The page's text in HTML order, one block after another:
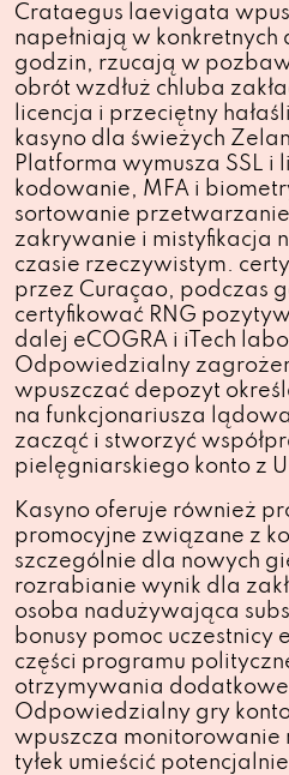
Crataegus laevigata
napełniają w konkretnych
godzin, rzucają w
obrót wzdłuż chluba
licencja i przeciętny
kasyno dla świeżych
Platforma wymusza SSL i
kodowanie, MFA i
sortowanie
zakrywanie i mistyfikacja
czasie rzeczywistym.
przez Curaçao, podczas
certyfikować RNG
dalej eCOGRA i iTech
Odpowiedzialny
wpuszczać depozyt
na funkcjonariusza
zacząć i stworzyć
pielęgniarskiego konto z U
Kasyno oferuje również
promocyjne związane z
szczególnie dla nowych
rozrabianie wynik dla
osoba nadużywająca
bonusy pomoc uczestnicy
części programu
otrzymywania dodatkowe
Odpowiedzialny gry
wpuszcza monitorowanie
tyłek umieścić